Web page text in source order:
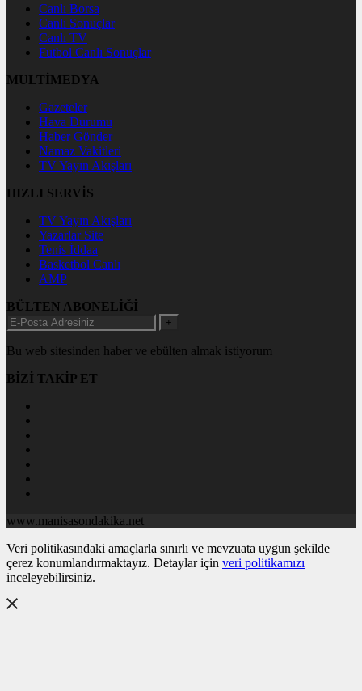
Canlı Borsa
Canlı Sonuçlar
Canlı TV
Futbol Canlı Sonuçlar
MULTİMEDYA
Gazeteler
Hava Durumu
Haber Gönder
Namaz Vakitleri
TV Yayın Akışları
HIZLI SERVİS
TV Yayın Akışları
Yazarlar Site
Tenis İddaa
Basketbol Canlı
AMP
BÜLTEN ABONELİĞİ
+
Bu web sitesinden haber ve ebülten almak istiyorum
BİZİ TAKİP ET
www.manisasondakika.net
Veri politikasındaki amaçlarla sınırlı ve mevzuata uygun şekilde
çerez konumlandırmaktayız. Detaylar için veri politikamızı
inceleyebilirsiniz.